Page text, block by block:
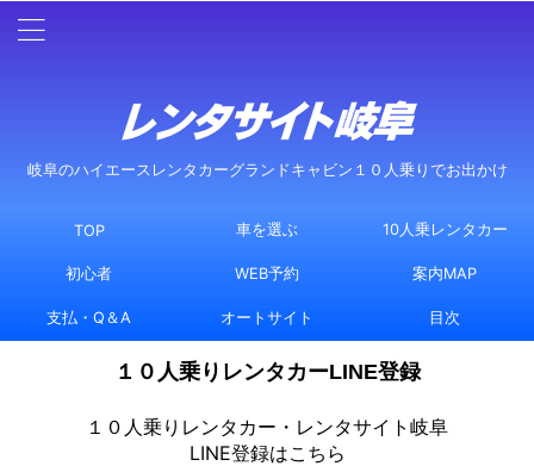
岐阜のハイエースレンタカーグランドキャビン１０人乗りでお出かけ
TOP 車を選ぶ 10人乗レンタカー
初心者 WEB予約 案内MAP
支払・Q＆A オートサイト 目次
１０人乗りレンタカーLINE登録
１０人乗りレンタカー・レンタサイト岐阜
LINE登録はこちら